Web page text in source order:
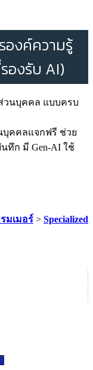
องค์ความรู้
องรับ AI)
บุคคลแจกฟรี ช่วย
ทึก มี Gen‑AI ใช้
มเมอร์ > Specialized
0